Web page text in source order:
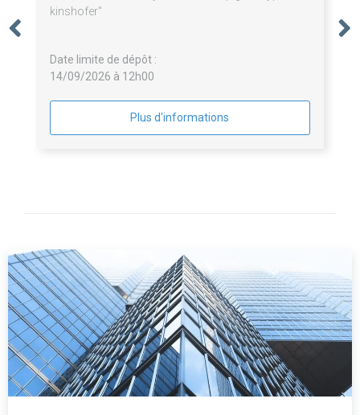
kinshofer"
Date limite de dépôt :
14/09/2026 à 12h00
Plus d'informations